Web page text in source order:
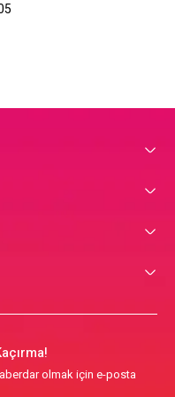
olmak için e-posta